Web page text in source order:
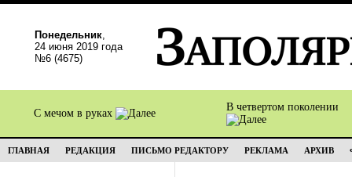
Понедельник,
24 июня 2019 года
№6 (4675)
С мечом в руках
В четвертом поколении
ГЛАВНАЯ РЕДАКЦИЯ ПИСЬМО РЕДАКТОРУ РЕКЛАМА АРХИВ